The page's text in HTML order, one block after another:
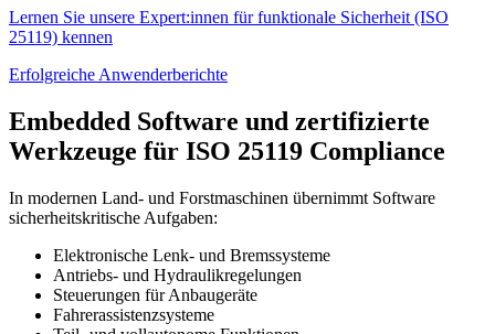
Lernen Sie unsere Expert:innen für funktionale Sicherheit (ISO
25119) kennen
Erfolgreiche Anwenderberichte
Embedded Software und zertifizierte
Werkzeuge für ISO 25119 Compliance
In modernen Land- und Forstmaschinen übernimmt Software
sicherheitskritische Aufgaben:
Elektronische Lenk- und Bremssysteme
Antriebs- und Hydraulikregelungen
Steuerungen für Anbaugeräte
Fahrerassistenzsysteme